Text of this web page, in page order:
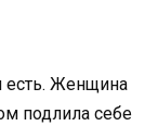
есть. Женщина
подлила себе